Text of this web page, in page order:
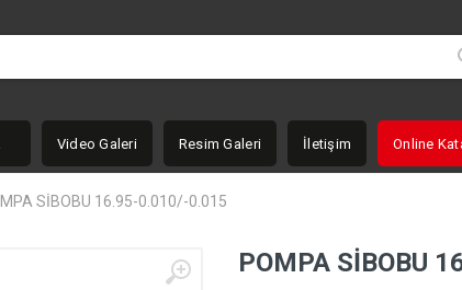
Video Galeri Resim Galeri İletişim Online
SİBOBU 16.95-0.010/-0.015
POMPA SİBOBU